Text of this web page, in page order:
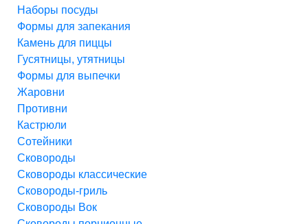
Наборы посуды
Формы для запекания
Камень для пиццы
Гусятницы, утятницы
Формы для выпечки
Жаровни
Противни
Кастрюли
Сотейники
Сковороды
Сковороды классические
Сковороды-гриль
Сковороды Вок